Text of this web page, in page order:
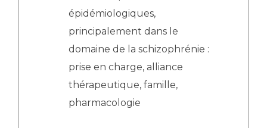
épidémiologiques,
principalement dans le
domaine de la schizophrénie :
prise en charge, alliance
thérapeutique, famille,
pharmacologie